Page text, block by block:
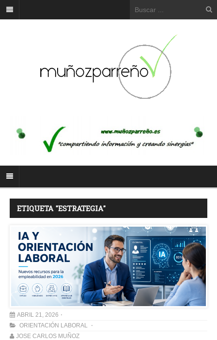
ETIQUETA "ESTRATEGIA"
ABRIL 21, 2026
ORIENTACIÓN LABORAL
JOSE CARLOS MUÑOZ